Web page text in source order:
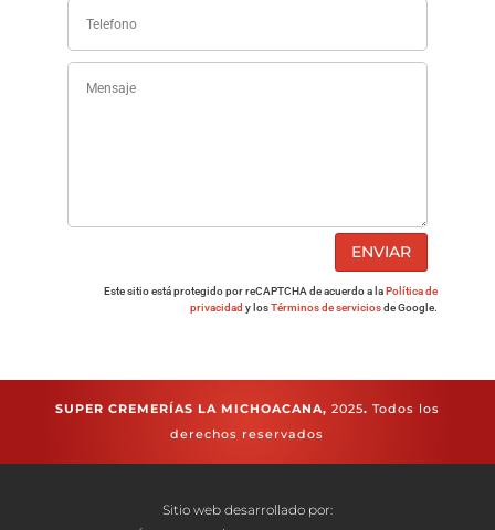
ENVIAR
Este sitio está protegido por reCAPTCHA de acuerdo a laPolítica de
privacidad y losTérminos de serviciosde Google.
SUPER CREMERÍAS LA MICHOACANA, 2025. Todos los
derechos reservados
Sitio web desarrollado por: